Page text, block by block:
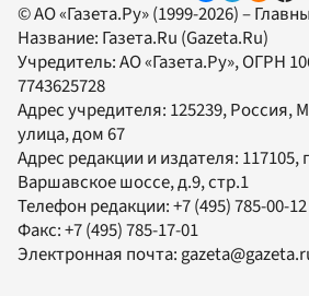
© АО «Газета.Ру» (1999-2026) –
Название: Газета.Ru (Gazeta.Ru)
Учредитель:АО «Газета.Ру», ОГРН
7743625728
Адрес учредителя: 125239, Россия,
улица, дом 67
Адрес редакции и издателя: 117105,
Варшавское шоссе, д.9, стр.1
Телефон редакции:+7 (495) 785-00-12
Факс:+7 (495) 785-17-01
Электронная почта: